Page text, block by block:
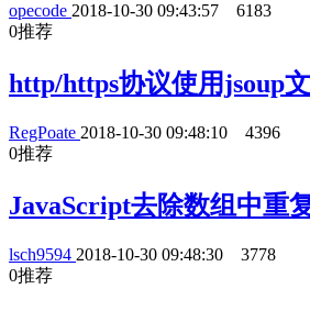
opecode 2018-10-30 09:43:57
6183
0推荐
http/https协议使用jsoup
RegPoate 2018-10-30 09:48:10
4396
0推荐
JavaScript去除数组中重
lsch9594 2018-10-30 09:48:30
3778
0推荐